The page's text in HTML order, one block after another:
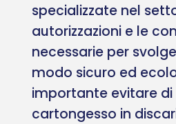
specializzate nel
autorizzazioni e le
necessarie per
modo sicuro ed
importante evitare
cartongesso in